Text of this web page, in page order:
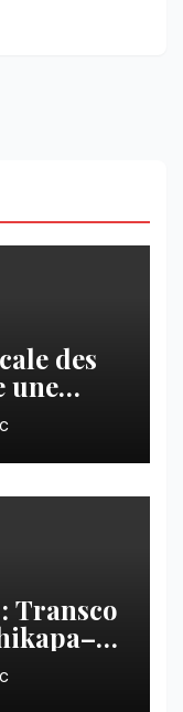
des
une
la
Transco
les